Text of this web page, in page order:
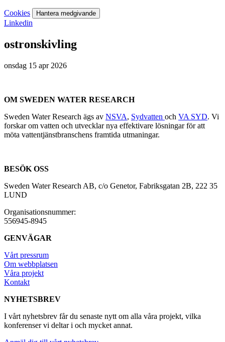
Cookies Hantera medgivande
Linkedin
ostronskivling
onsdag 15 apr 2026
OM SWEDEN WATER RESEARCH
Sweden Water Research ägs av NSVA, Sydvatten och VA SYD. Vi
forskar om vatten och utvecklar nya effektivare lösningar för att
möta vattentjänstbranschens framtida utmaningar.
BESÖK OSS
Sweden Water Research AB, c/o Genetor, Fabriksgatan 2B, 222 35
LUND
Organisationsnummer:
556945-8945
GENVÄGAR
Vårt pressrum
Om webbplatsen
Våra projekt
Kontakt
NYHETSBREV
I vårt nyhetsbrev får du senaste nytt om alla våra projekt, vilka
konferenser vi deltar i och mycket annat.